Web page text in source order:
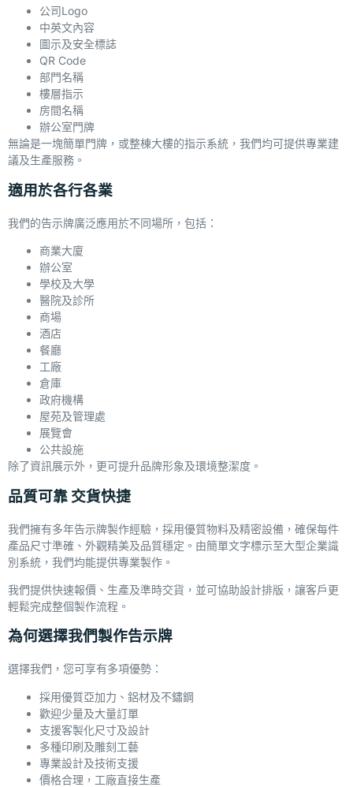
公司Logo
中英文內容
圖示及安全標誌
QR Code
部門名稱
樓層指示
房間名稱
辦公室門牌
無論是一塊簡單門牌，或整棟大樓的指示系統，我們均可提供專業建
議及生產服務。
適用於各行各業
我們的告示牌廣泛應用於不同場所，包括：
商業大廈
辦公室
學校及大學
醫院及診所
商場
酒店
餐廳
工廠
倉庫
政府機構
屋苑及管理處
展覽會
公共設施
除了資訊展示外，更可提升品牌形象及環境整潔度。
品質可靠 交貨快捷
我們擁有多年告示牌製作經驗，採用優質物料及精密設備，確保每件
產品尺寸準確、外觀精美及品質穩定。由簡單文字標示至大型企業識
別系統，我們均能提供專業製作。
我們提供快速報價、生產及準時交貨，並可協助設計排版，讓客戶更
輕鬆完成整個製作流程。
為何選擇我們製作告示牌
選擇我們，您可享有多項優勢：
採用優質亞加力、鋁材及不鏽鋼
歡迎少量及大量訂單
支援客製化尺寸及設計
多種印刷及雕刻工藝
專業設計及技術支援
價格合理，工廠直接生產